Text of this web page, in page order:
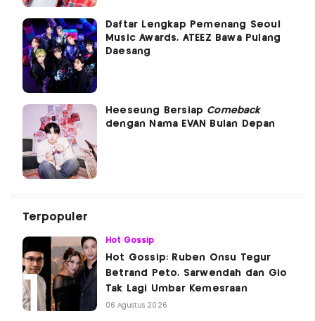
Daftar Lengkap Pemenang Seoul
Music Awards, ATEEZ Bawa Pulang
Daesang
Heeseung Bersiap Comeback
dengan Nama EVAN Bulan Depan
Terpopuler
Hot Gossip
Hot Gossip: Ruben Onsu Tegur
Betrand Peto, Sarwendah dan Gio
Tak Lagi Umbar Kemesraan
06 Agustus 2026